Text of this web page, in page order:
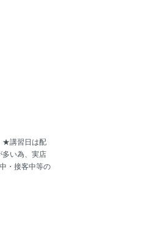
★講習日は配
い為、実店
・接客中等の